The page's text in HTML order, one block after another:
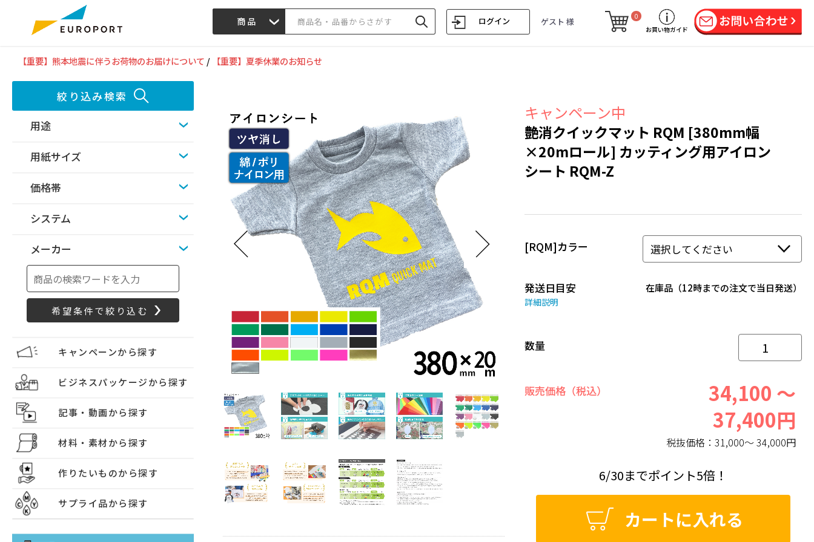
商品 ログイン ゲスト 様
0
お買い物ガイド
【重要】熊本地震に伴うお荷物のお届けについて / 【重要】夏季休業のお知らせ
絞り込み検索
用途
用紙サイズ
価格帯
システム
メーカー
キャンペーンから探す
ビジネスパッケージから探す
記事・動画から探す
材料・素材から探す
作りたいものから探す
サプライ品から探す
キャンペーン中
艶消クイックマット RQM [380mm幅
×20mロール] カッティング用アイロン
シート RQM-Z
[RQM]カラー
発送日目安
詳細説明
在庫品（12時までの注文で当日発送）
数量
販売価格（税込）
34,100 ～
37,400円
税抜価格： 31,000～ 34,000円
6/30までポイント5倍！
カートに入れる